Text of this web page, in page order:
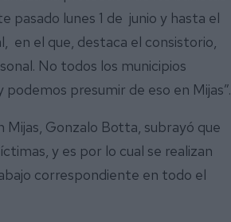
pasado lunes 1 de junio y hasta el
en el que, destaca el consistorio,
No todos los municipios
presumir de eso en Mijas”.
Gonzalo Botta, subrayó que
y es por lo cual se realizan
correspondiente en todo el